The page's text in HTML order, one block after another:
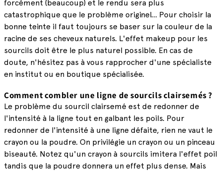
forcément (beaucoup) et le rendu sera plus
catastrophique que le problème originel... Pour choisir la
bonne teinte il faut toujours se baser sur la couleur de la
racine de ses cheveux naturels. L'effet makeup pour les
sourcils doit être le plus naturel possible. En cas de
doute, n'hésitez pas à vous rapprocher d'une spécialiste
en institut ou en boutique spécialisée.
Comment combler une ligne de sourcils clairsemés ?
Le problème du sourcil clairsemé est de redonner de
l'intensité à la ligne tout en galbant les poils. Pour
redonner de l'intensité à une ligne défaite, rien ne vaut le
crayon ou la poudre. On privilégie un crayon ou un pinceau
biseauté. Notez qu'un crayon à sourcils imitera l'effet poil
tandis que la poudre donnera un effet plus dense. Mais